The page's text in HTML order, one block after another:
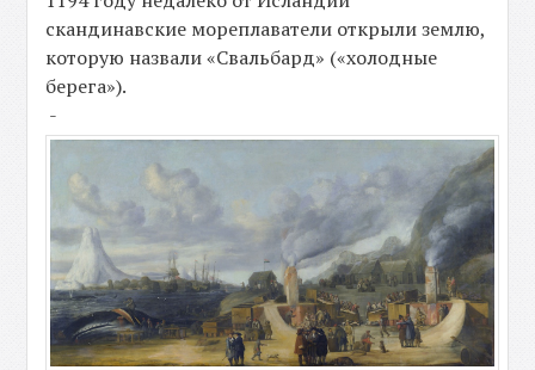
скандинавские мореплаватели открыли землю,
которую назвали «Свальбард» («холодные
берега»).
-